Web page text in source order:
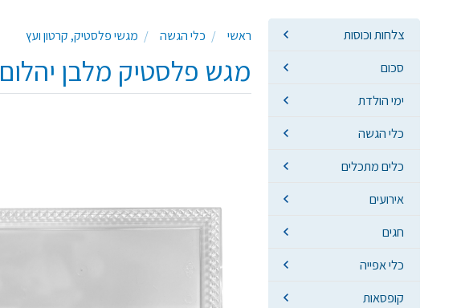
צלחות וכוסות
סכום
ימי הולדת
כלי הגשה
כלים מתכלים
אירועים
חגים
כלי אפייה
קופסאות
ראשי כלי הגשה מגשי פלסטיק, קרטון ועץ
מגש פלסטיק מלבן יהלום 36*15 ס"מ - שקוף